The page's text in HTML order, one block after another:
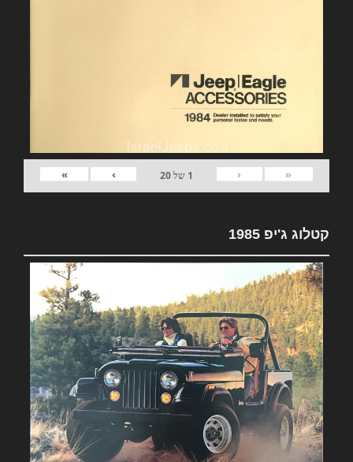
«
‹
1 של20
›
»
קטלוג ג'יפ 1985